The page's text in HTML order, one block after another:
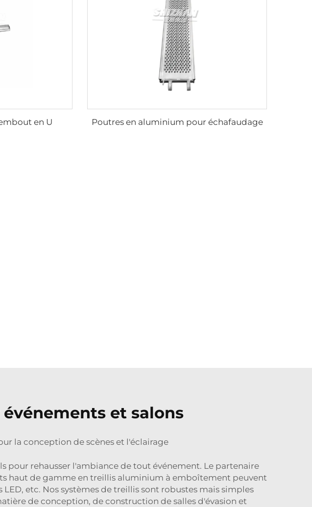
en U Poutres en aluminium pour échafaudage
et salons
la conception de scènes et l'éclairage
pour rehausser l'ambiance de tout événement. Le partenaire
haut de gamme en treillis aluminium à emboîtement peuvent
etc. Nos systèmes de treillis sont robustes mais simples
de conception, de construction de salles d'évasion et